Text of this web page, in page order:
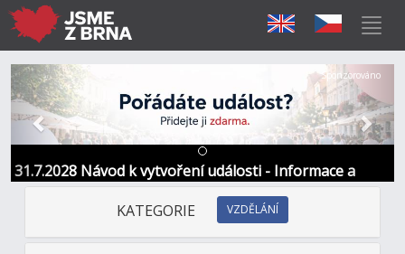
31.7.2028 Návod k vytvoření události - Informace a
kontakt
Předchozí Další
Sponzorováno
KATEGORIE VZDĚLÁNÍ